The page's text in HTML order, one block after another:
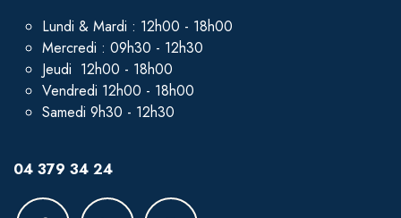
Lundi & Mardi : 12h00 - 18h00
Mercredi : 09h30 - 12h30
Jeudi 12h00 - 18h00
Vendredi 12h00 - 18h00
Samedi 9h30 - 12h30
04 379 34 24